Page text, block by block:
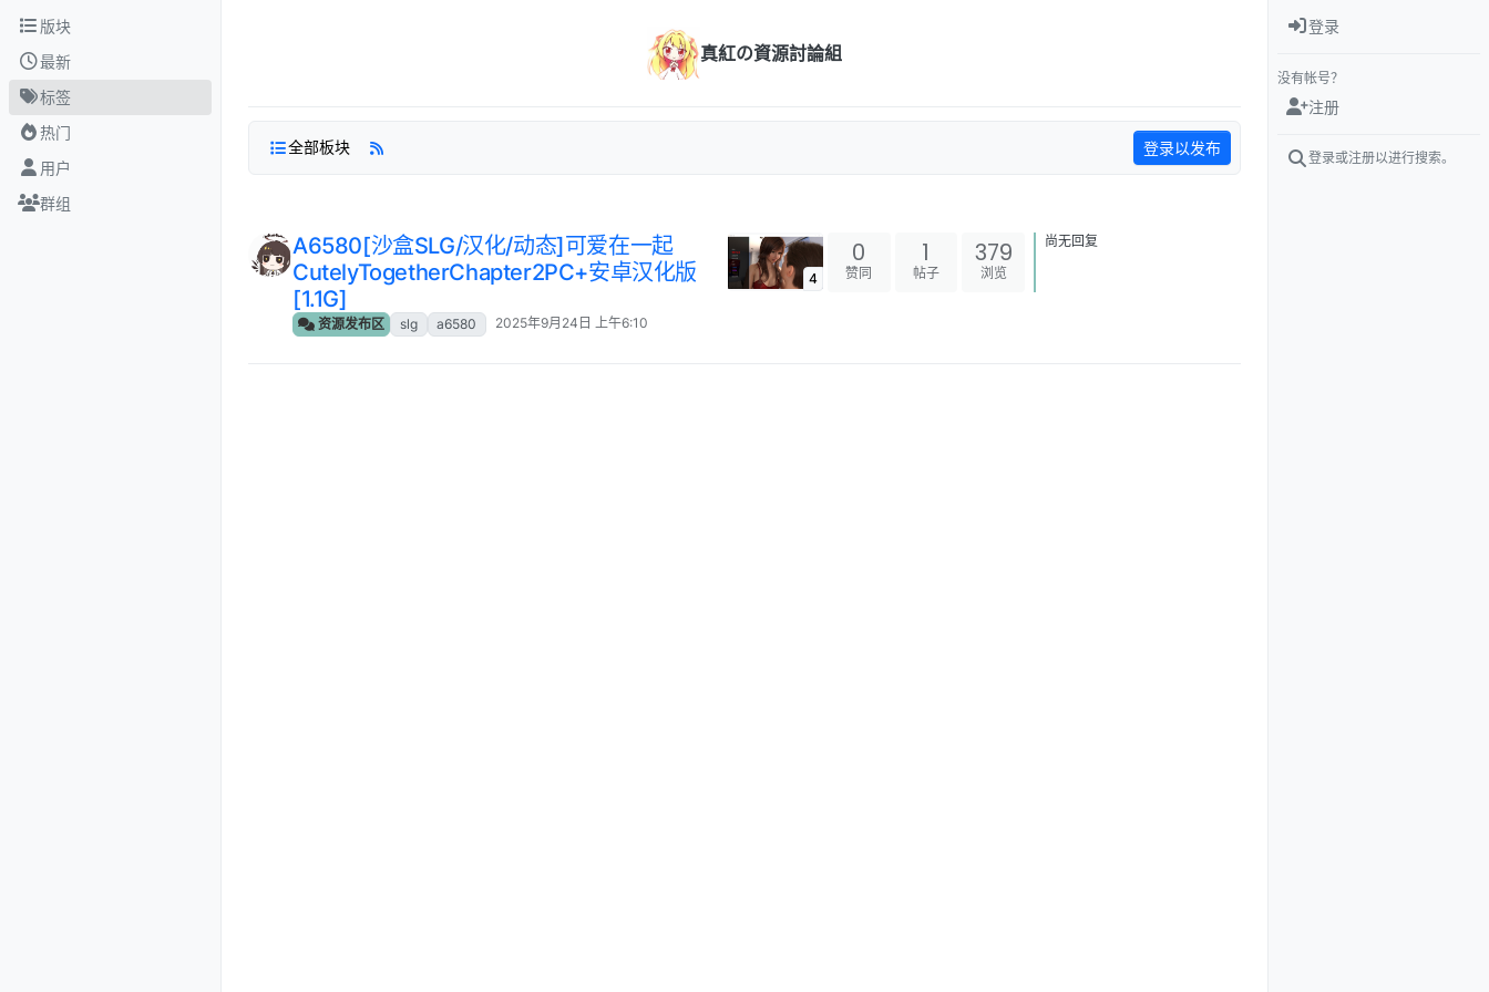
跳转至内容
版块
最新
标签
热门
用户
群组
真紅の資源討論組
全部板块 登录以发布
A6580[沙盒SLG/汉化/动态]可爱在一起
CutelyTogetherChapter2PC+安卓汉化版
[1.1G]
资源发布区 slg a6580 2025年9月24日 上午6:10
4
0
赞同
1
帖子
379
浏览
尚无回复
登录
没有帐号？
注册
登录或注册以进行搜索。